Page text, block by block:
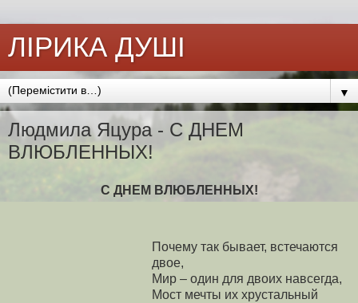
ЛІРИКА ДУШІ
▼
Людмила Яцура - С ДНЕМ
ВЛЮБЛЕННЫХ!
С ДНЕМ ВЛЮБЛЕННЫХ!
Почему так бывает, встечаются
двое,
Мир – один для двоих навсегда,
Мост мечты их хрустальный